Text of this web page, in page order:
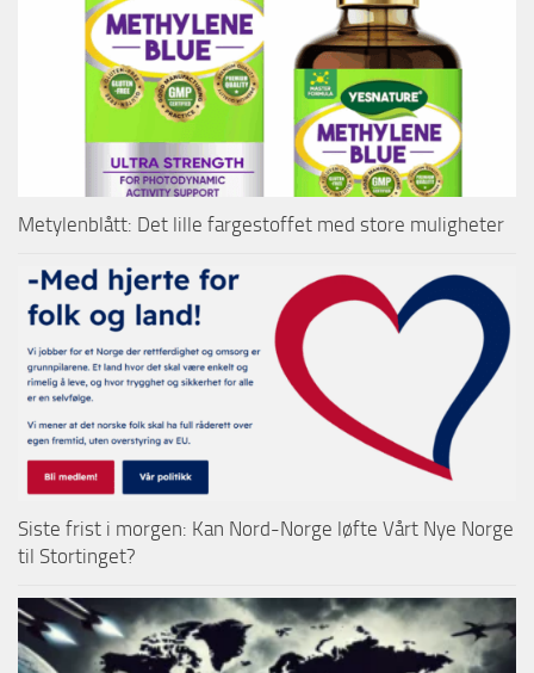
Metylenblått: Det lille fargestoffet med store muligheter
Siste frist i morgen: Kan Nord-Norge løfte Vårt Nye Norge
til Stortinget?